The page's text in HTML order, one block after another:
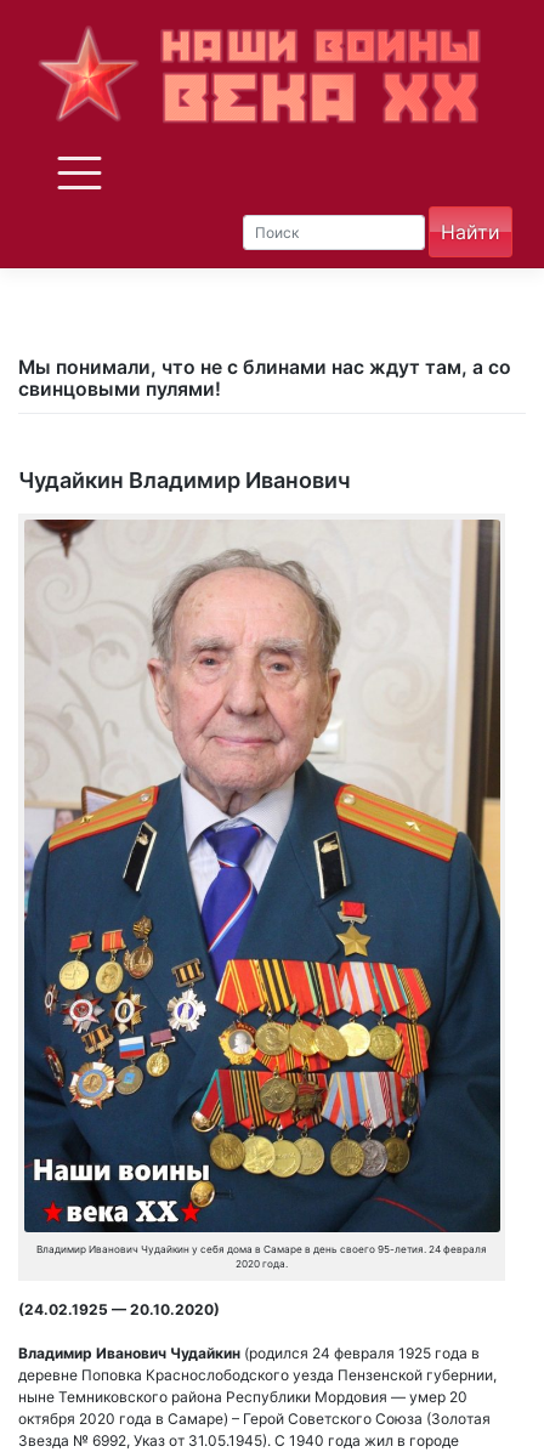
Мы понимали, что не с блинами нас ждут там, а со
свинцовыми пулями!
Чудайкин Владимир Иванович
Владимир Иванович Чудайкин у себя дома в Самаре в день своего 95-летия. 24 февраля
2020 года.
(24.02.1925 — 20.10.2020)
Владимир Иванович Чудайкин (родился 24 февраля 1925 года в
деревне Поповка Краснослободского уезда Пензенской губернии,
ныне Темниковского района Республики Мордовия — умер 20
октября 2020 года в Самаре) – Герой Советского Союза (Золотая
Звезда № 6992, Указ от 31.05.1945). С 1940 года жил в городе